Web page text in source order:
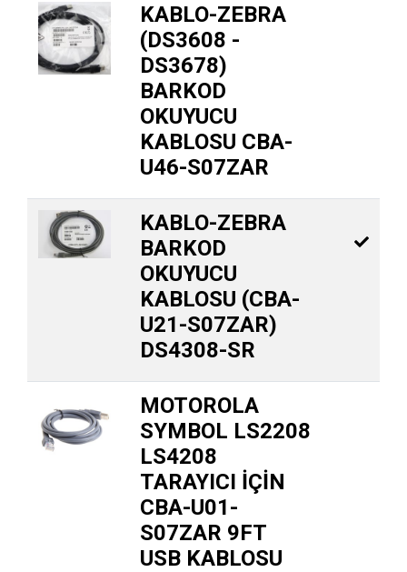
KABLO-ZEBRA
(DS3608 -
DS3678)
BARKOD
OKUYUCU
KABLOSU CBA-
U46-S07ZAR
KABLO-ZEBRA
BARKOD
OKUYUCU
KABLOSU (CBA-
U21-S07ZAR)
DS4308-SR
MOTOROLA
SYMBOL LS2208
LS4208
TARAYICI İÇİN
CBA-U01-
S07ZAR 9FT
USB KABLOSU